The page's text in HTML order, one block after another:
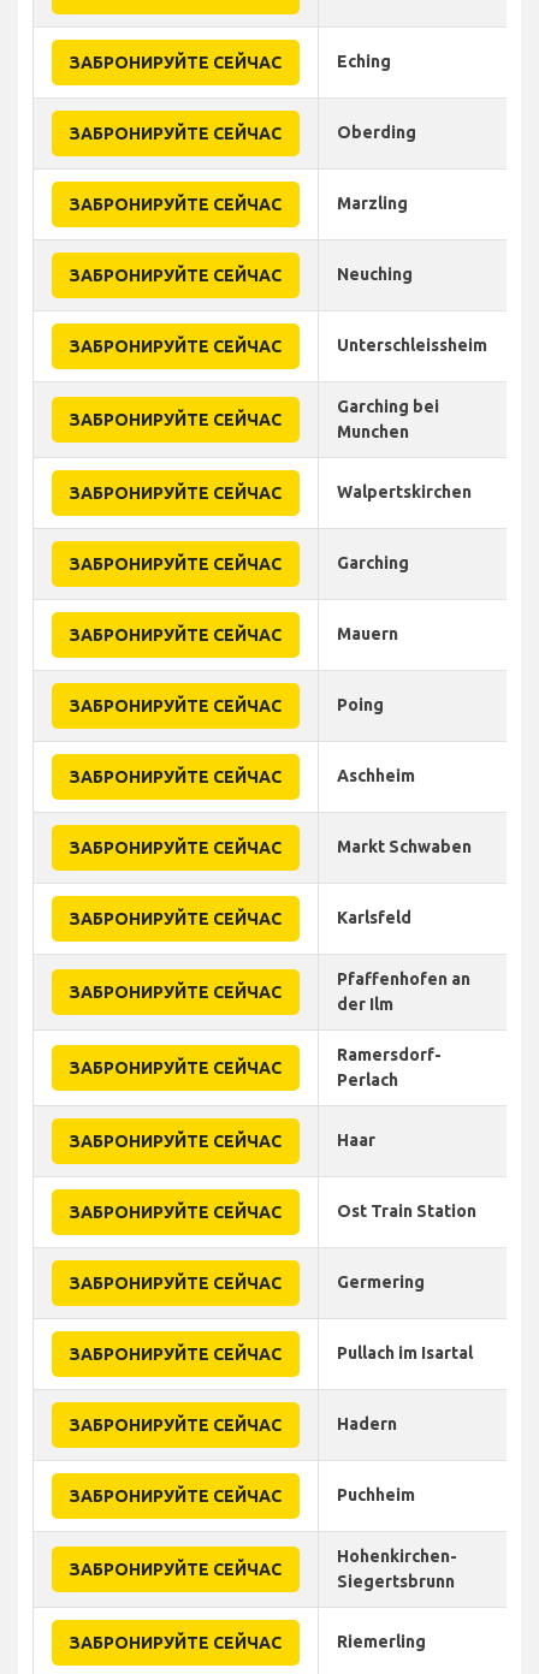
ЗАБРОНИРУЙТЕ СЕЙЧАС Eching
ЗАБРОНИРУЙТЕ СЕЙЧАС Oberding
ЗАБРОНИРУЙТЕ СЕЙЧАС Marzling
ЗАБРОНИРУЙТЕ СЕЙЧАС Neuching
ЗАБРОНИРУЙТЕ СЕЙЧАС Unterschleissheim
ЗАБРОНИРУЙТЕ СЕЙЧАС
Garching bei
Munchen
ЗАБРОНИРУЙТЕ СЕЙЧАС Walpertskirchen
ЗАБРОНИРУЙТЕ СЕЙЧАС Garching
ЗАБРОНИРУЙТЕ СЕЙЧАС Mauern
ЗАБРОНИРУЙТЕ СЕЙЧАС Poing
ЗАБРОНИРУЙТЕ СЕЙЧАС Aschheim
ЗАБРОНИРУЙТЕ СЕЙЧАС Markt Schwaben
ЗАБРОНИРУЙТЕ СЕЙЧАС Karlsfeld
ЗАБРОНИРУЙТЕ СЕЙЧАС
Pfaffenhofen an
der Ilm
ЗАБРОНИРУЙТЕ СЕЙЧАС
Ramersdorf-
Perlach
ЗАБРОНИРУЙТЕ СЕЙЧАС Haar
ЗАБРОНИРУЙТЕ СЕЙЧАС Ost Train Station
ЗАБРОНИРУЙТЕ СЕЙЧАС Germering
ЗАБРОНИРУЙТЕ СЕЙЧАС Pullach im Isartal
ЗАБРОНИРУЙТЕ СЕЙЧАС Hadern
ЗАБРОНИРУЙТЕ СЕЙЧАС Puchheim
ЗАБРОНИРУЙТЕ СЕЙЧАС
Hohenkirchen-
Siegertsbrunn
ЗАБРОНИРУЙТЕ СЕЙЧАС Riemerling